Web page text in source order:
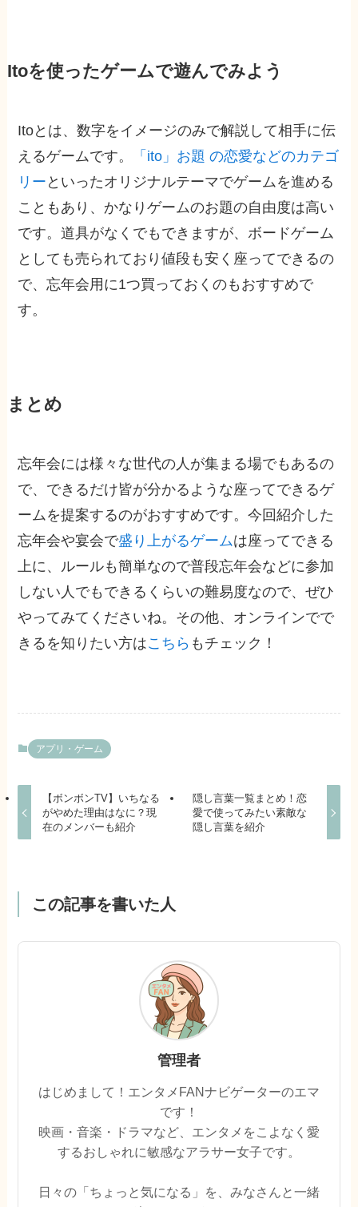
Itoを使ったゲームで遊んでみよう
Itoとは、数字をイメージのみで解説して相手に伝
えるゲームです。
「ito」お題 の恋愛などのカテゴ
リー といったオリジナルテーマでゲームを進める
こともあり、かなりゲームのお題の自由度は高い
です。道具がなくでもできますが、ボードゲーム
としても売られており値段も安く座ってできるの
で、忘年会用に1つ買っておくのもおすすめで
す。
まとめ
忘年会には様々な世代の人が集まる場でもあるの
で、できるだけ皆が分かるような座ってできるゲ
ームを提案するのがおすすめです。今回紹介した
忘年会や宴会で盛り上がるゲームは座ってできる
上に、ルールも簡単なので普段忘年会などに参加
しない人でもできるくらいの難易度なので、ぜひ
やってみてくださいね。その他、オンラインでで
きるを知りたい方はこちら もチェック！
アプリ・ゲーム
【ボンボンTV】いちなる
がやめた理由はなに？現
在のメンバーも紹介
隠し言葉一覧まとめ！恋
愛で使ってみたい素敵な
隠し言葉を紹介
この記事を書いた人
管理者
はじめまして！エンタメFANナビゲーターのエマ
です！
映画・音楽・ドラマなど、エンタメをこよなく愛
するおしゃれに敏感なアラサー女子です。
日々の「ちょっと気になる」を、みなさんと一緒